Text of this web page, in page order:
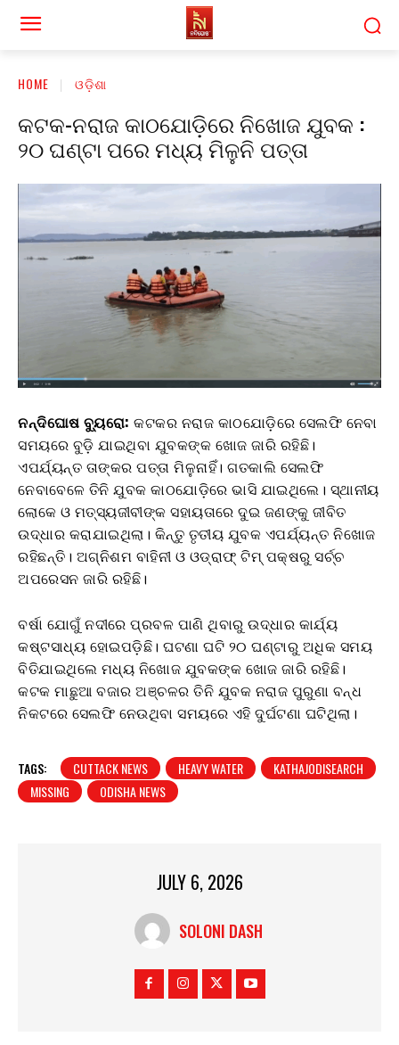
HOME ଓଡ଼ିଶା
କଟକ-ନରାଜ କାଠଯୋଡ଼ିରେ ନିଖୋଜ ଯୁବକ :
୨୦ ଘଣ୍ଟା ପରେ ମଧ୍ୟ ମିଳୁନି ପତ୍ତା
ନନ୍ଦିଘୋଷ ବ୍ୟୁରୋ: କଟକର ନରାଜ କାଠଯୋଡ଼ିରେ ସେଲଫି ନେବା
ସମୟରେ ବୁଡ଼ି ଯାଇଥିବା ଯୁବକଙ୍କ ଖୋଜ ଜାରି ରହିଛି।
ଏପର୍ଯ୍ୟନ୍ତ ତାଙ୍କର ପତ୍ତା ମିଳୁନାହିଁ। ଗତକାଲି ସେଲଫି
ନେବାବେଳେ ତିନି ଯୁବକ କାଠଯୋଡ଼ିରେ ଭାସି ଯାଇଥିଲେ। ସ୍ଥାନୀୟ
ଲୋକେ ଓ ମତ୍ସ୍ୟଜୀବୀଙ୍କ ସହାୟତାରେ ଦୁଇ ଜଣଙ୍କୁ ଜୀବିତ
ଉଦ୍ଧାର କରାଯାଇଥିଲା। କିନ୍ତୁ ତୃତୀୟ ଯୁବକ ଏପର୍ଯ୍ୟନ୍ତ ନିଖୋଜ
ରହିଛନ୍ତି। ଅଗ୍ନିଶମ ବାହିନୀ ଓ ଓଡ୍ରାଫ୍ ଟିମ୍ ପକ୍ଷରୁ ସର୍ଚ୍ଚ
ଅପରେସନ ଜାରି ରହିଛି।
ବର୍ଷା ଯୋଗୁଁ ନଦୀରେ ପ୍ରବଳ ପାଣି ଥିବାରୁ ଉଦ୍ଧାର କାର୍ଯ୍ୟ
କଷ୍ଟସାଧ୍ୟ ହୋଇପଡ଼ିଛି। ଘଟଣା ଘଟି ୨୦ ଘଣ୍ଟାରୁ ଅଧିକ ସମୟ
ବିତିଯାଇଥିଲେ ମଧ୍ୟ ନିଖୋଜ ଯୁବକଙ୍କ ଖୋଜ ଜାରି ରହିଛି।
କଟକ ମାଛୁଆ ବଜାର ଅଞ୍ଚଳର ତିନି ଯୁବକ ନରାଜ ପୁରୁଣା ବନ୍ଧ
ନିକଟରେ ସେଲଫି ନେଉଥିବା ସମୟରେ ଏହି ଦୁର୍ଘଟଣା ଘଟିଥିଲା।
TAGS: CUTTACK NEWS HEAVY WATER
KATHAJODISEARCH
MISSING
ODISHA NEWS
JULY 6, 2026
SOLONI DASH